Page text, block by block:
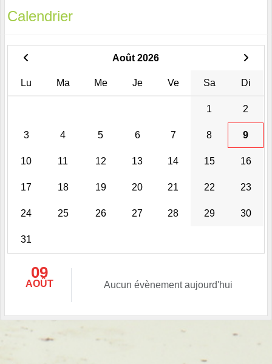
Calendrier
Août 2026
Lu Ma Me Je Ve Sa Di
1 2
3 4 5 6 7 8 9
10 11 12 13 14 15 16
17 18 19 20 21 22 23
24 25 26 27 28 29 30
31
09
AOÛT Aucun évènement aujourd'hui